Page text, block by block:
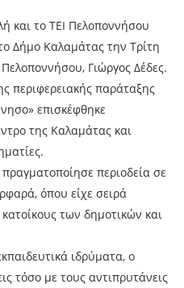
και το ΤΕΙ Πελοποννήσου
Δήμο Καλαμάτας την Τρίτη
Γιώργος Δέδες.
περιφερειακής παράταξης
επισκέφθηκε
της Καλαμάτας και
περιοδεία σε
όπου είχε σειρά
των δημοτικών και
ιδρύματα, ο
τόσο με τους αντιπρυτάνεις